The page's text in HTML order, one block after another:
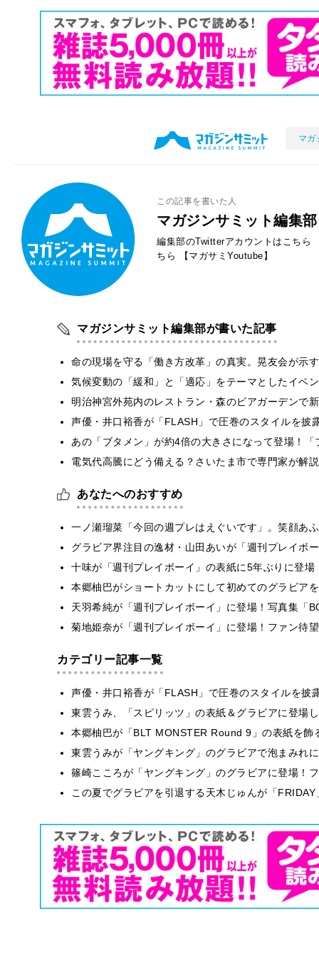
マガ
この記事を書いた人
マガジンサミット編集部
編集部のTwitterアカウントはこちら
ちら
【マガサミYoutube】
マガジンサミット編集部が書いた記事
命の現場を守る「働き方改革」の真実。晃友会が示
気候変動の「緩和」と「適応」をテーマとしたイベ
明治神宮外苑内のレストラン・森のビアガーデンで
声優・井口裕香が「FLASH」で圧巻のスタイルを
あの「ブタメン」が約4倍の大きさになって登場！
電気代高騰にどう備える？さいたま市で専門家が解
あなたへのおすすめ
一ノ瀬瑠菜「今回の週プレはえぐいです」。笑顔あ
グラビア界注目の逸材・山田あいが「週刊プレイボ
十味が「週刊プレイボーイ」の表紙に5年ぶりに登
本郷柚巴がショートカットにして初めてのグラビア
天羽希純が「週刊プレイボーイ」に登場！写真集「
菊地姫奈が「週刊プレイボーイ」に登場！ファン待
カテゴリー記事一覧
声優・井口裕香が「FLASH」で圧巻のスタイルを
東雲うみ、「スピリッツ」の表紙＆グラビアに登場
本郷柚巴が「BLT MONSTER Round 9」の表紙を
東雲うみが「ヤングキング」のグラビアで泡まみれ
篠崎こころが「ヤングキング」のグラビアに登場！
この夏でグラビアを引退する天木じゅんが「